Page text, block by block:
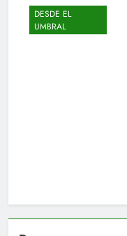
DESDE EL
UMBRAL